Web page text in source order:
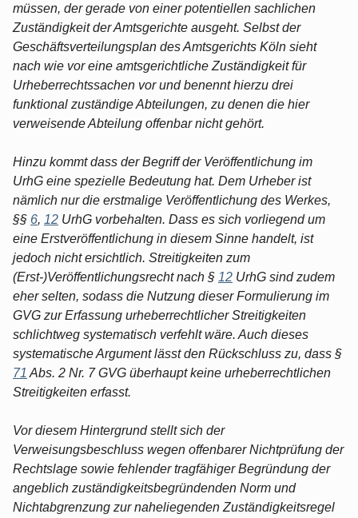
müssen, der gerade von einer potentiellen sachlichen
Zuständigkeit der Amtsgerichte ausgeht. Selbst der
Geschäftsverteilungsplan des Amtsgerichts Köln sieht
nach wie vor eine amtsgerichtliche Zuständigkeit für
Urheberrechtssachen vor und benennt hierzu drei
funktional zuständige Abteilungen, zu denen die hier
verweisende Abteilung offenbar nicht gehört.
Hinzu kommt dass der Begriff der Veröffentlichung im
UrhG eine spezielle Bedeutung hat. Dem Urheber ist
nämlich nur die erstmalige Veröffentlichung des Werkes,
§§ 6, 12 UrhG vorbehalten. Dass es sich vorliegend um
eine Erstveröffentlichung in diesem Sinne handelt, ist
jedoch nicht ersichtlich. Streitigkeiten zum
(Erst-)Veröffentlichungsrecht nach § 12 UrhG sind zudem
eher selten, sodass die Nutzung dieser Formulierung im
GVG zur Erfassung urheberrechtlicher Streitigkeiten
schlichtweg systematisch verfehlt wäre. Auch dieses
systematische Argument lässt den Rückschluss zu, dass §
71 Abs. 2 Nr. 7 GVG überhaupt keine urheberrechtlichen
Streitigkeiten erfasst.
Vor diesem Hintergrund stellt sich der
Verweisungsbeschluss wegen offenbarer Nichtprüfung der
Rechtslage sowie fehlender tragfähiger Begründung der
angeblich zuständigkeitsbegründenden Norm und
Nichtabgrenzung zur naheliegenden Zuständigkeitsregel